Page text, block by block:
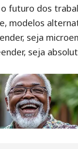
futuro dos
modelos
seja
seja